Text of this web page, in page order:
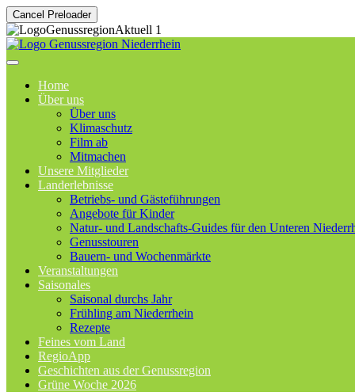
Cancel Preloader
Home
Über uns
Über uns
Klimaschutz
Film ab
Mitmachen
Unsere Mitglieder
Landerlebnisse
Betriebs- und Gästeführungen
Angebote für Kinder
Natur- und Landschafts-Guides für den Unteren
Genusstouren
Bauern- und Wochenmärkte
Veranstaltungen
Saisonales
Saisonal durchs Jahr
Frühling am Niederrhein
Rezepte
Feines vom Land
RegioApp
Geschichten aus der Genussregion
Grüne Woche 2026